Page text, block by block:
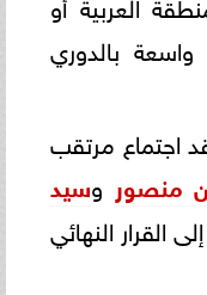
واسعة بالدوري
اجتماع مرتقب
منصور وسيد
القرار النهائي